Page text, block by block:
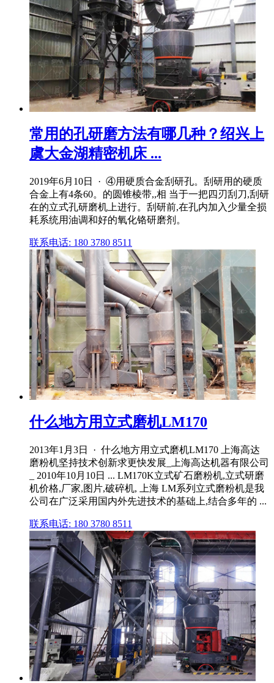
常用的孔研磨方法有哪几种？绍兴上
虞大金湖精密机床 ...
2019年6月10日 · ④用硬质合金刮研孔。刮研用的硬质
合金上有4条60。的圆锥棱带,,相 当于一把四刃刮刀,刮研
在的立式孔研磨机上进行。刮研前,在孔内加入少量全损
耗系统用油调和好的氧化铬研磨剂。
联系电话: 180 3780 8511
什么地方用立式磨机LM170
2013年1月3日 · 什么地方用立式磨机LM170 上海高达
磨粉机坚持技术创新求更快发展_上海高达机器有限公司
_ 2010年10月10日 ... LM170K立式矿石磨粉机,立式研磨
机价格,厂家,图片,破碎机, 上海 LM系列立式磨粉机是我
公司在广泛采用国内外先进技术的基础上,结合多年的 ...
联系电话: 180 3780 8511